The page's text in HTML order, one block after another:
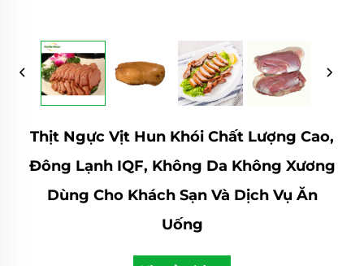
Thịt Ngực Vịt Hun Khói Chất Lượng Cao,
Đông Lạnh IQF, Không Da Không Xương
Dùng Cho Khách Sạn Và Dịch Vụ Ăn
Uống